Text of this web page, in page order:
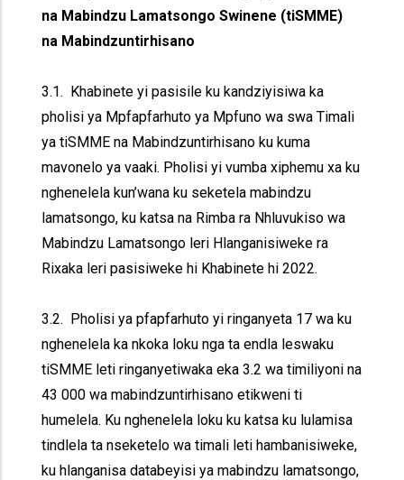
na Mabindzu Lamatsongo Swinene (tiSMME)
na Mabindzuntirhisano
3.1. Khabinete yi pasisile ku kandziyisiwa ka
pholisi ya Mpfapfarhuto ya Mpfuno wa swa Timali
ya tiSMME na Mabindzuntirhisano ku kuma
mavonelo ya vaaki. Pholisi yi vumba xiphemu xa ku
nghenelela kun’wana ku seketela mabindzu
lamatsongo, ku katsa na Rimba ra Nhluvukiso wa
Mabindzu Lamatsongo leri Hlanganisiweke ra
Rixaka leri pasisiweke hi Khabinete hi 2022.
3.2. Pholisi ya pfapfarhuto yi ringanyeta 17 wa ku
nghenelela ka nkoka loku nga ta endla leswaku
tiSMME leti ringanyetiwaka eka 3.2 wa timiliyoni na
43 000 wa mabindzuntirhisano etikweni ti
humelela. Ku nghenelela loku ku katsa ku lulamisa
tindlela ta nseketelo wa timali leti hambanisiweke,
ku hlanganisa databeyisi ya mabindzu lamatsongo,